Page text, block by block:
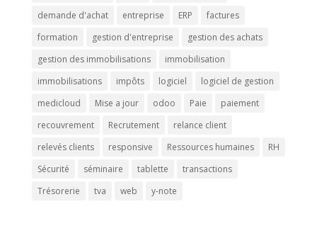
demande d'achat
entreprise ERP
factures
formation
gestion d'entreprise
gestion des achats
gestion des immobilisations
immobilisation
immobilisations
impôts logiciel
logiciel de gestion
medicloud
Mise a jour odoo Paie
paiement
recouvrement
Recrutement
relance client
relevés clients
responsive Ressources humaines
RH
Sécurité
séminaire tablette
transactions
Trésorerie
tva web y-note